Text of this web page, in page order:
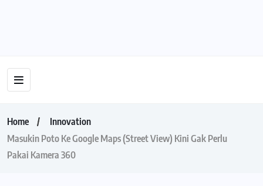
Home
Innovation
Masukin Poto Ke Google Maps (Street View) Kini Gak Perlu
Pakai Kamera 360